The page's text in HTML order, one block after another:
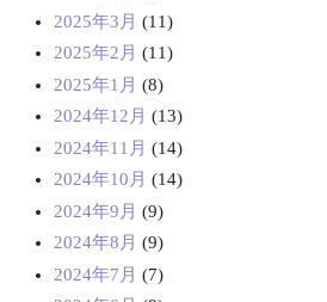
2025年3月 (11)
2025年2月 (11)
2025年1月 (8)
2024年12月 (13)
2024年11月 (14)
2024年10月 (14)
2024年9月 (9)
2024年8月 (9)
2024年7月 (7)